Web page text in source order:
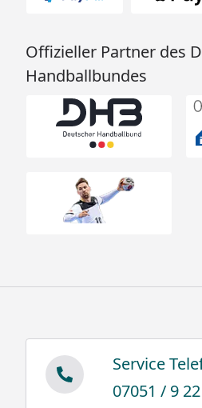
Offizieller Partner des
Handballbundes
Service
07051 / 9